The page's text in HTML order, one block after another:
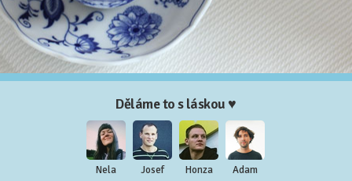
Děláme to s láskou ♥
Nela Josef Honza Adam